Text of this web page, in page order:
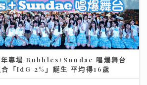
專場 Bubbles+Sundae 唱爆舞台
「IdG 2%」誕生 平均得16歲